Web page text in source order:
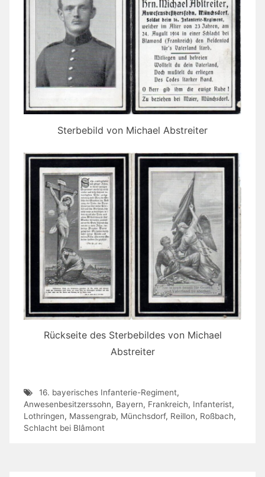
Sterbebild von Michael Abstreiter
Rückseite des Sterbebildes von Michael
Abstreiter
16. bayerisches Infanterie-Regiment,
Anwesenbesitzerssohn, Bayern, Frankreich, Infanterist,
Lothringen, Massengrab, Münchsdorf, Reillon, Roßbach,
Schlacht bei Blâmont